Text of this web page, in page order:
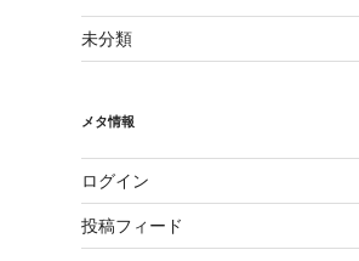
未分類
メタ情報
ログイン
投稿フィード